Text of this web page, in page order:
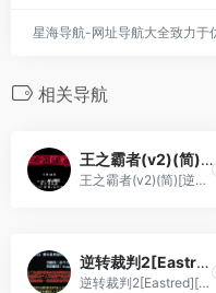
星海导航-网址导航大全致力于
相关导航
王之霸者(v2)(简)[逆游的五彩鱼](US)[ACT](4Mb)
王之霸者(v2)(简)[逆游的五彩鱼](US)[ACT](4Mb)
逆转裁判2[Eastred][Chapter 4](简)(JP)(66.92Mb)
逆转裁判2[Eastred][Chapter 4](简)(JP)(66.92Mb)